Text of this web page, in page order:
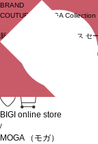
ログイン
BRAND
COUTURIER
MOGA Collection
新着商品 ニュース セ
BIGI online store
/
MOGA （モガ）